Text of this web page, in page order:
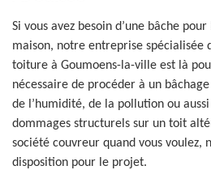
Si vous avez besoin d’une bâche
maison, notre entreprise spécialisée
toiture à Goumoens-la-ville est là
nécessaire de procéder à un
de l’humidité, de la pollution ou
dommages structurels sur un toit
société couvreur quand vous voulez,
disposition pour le projet.